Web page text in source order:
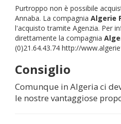
Purtroppo non è possibile
Annaba. La compagnia Algerie
l'acquisto tramite Agenzia. Per
direttamente la compagnia
(0)21.64.43.74 http://
Consiglio
Comunque in Algeria ci
le nostre vantaggiose